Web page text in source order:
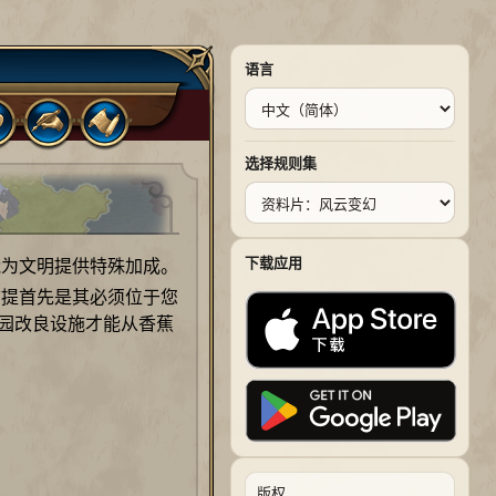
文明提供特殊加成。
首先是其必须位于您
改良设施才能从香蕉
语言
选择规则集
下载应用